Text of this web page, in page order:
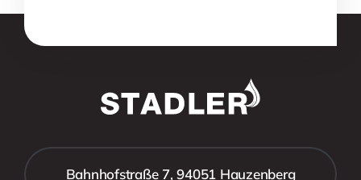
Bahnhofstraße 7, 94051 Hauzenberg